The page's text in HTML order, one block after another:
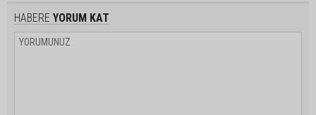
HABERE YORUM KAT